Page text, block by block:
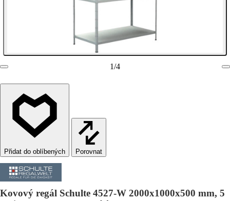
1/4
Porovnat
Kovový regál Schulte 4527-W 2000x1000x500 mm, 5